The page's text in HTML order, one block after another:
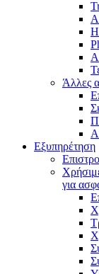
Άλλες
Eξυπηρέτηση
για